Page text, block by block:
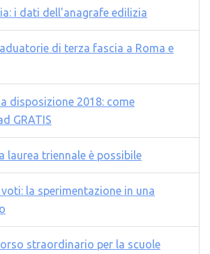
i dati dell'anagrafe edilizia
di terza fascia a Roma e
disposizione 2018: come
GRATIS
laurea triennale è possibile
la sperimentazione in una
straordinario per la scuole